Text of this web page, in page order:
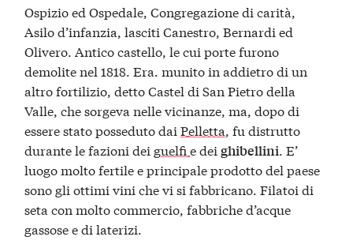
Ospizio ed Ospedale, Congregazione di carità,
Asilo d’infanzia, lasciti Canestro, Bernardi ed
Olivero. Antico castello, le cui porte furono
demolite nel 1818. Era. munito in addietro di un
altro fortilizio, detto Castel di San Pietro della
Valle, che sorgeva nelle vicinanze, ma, dopo di
essere stato posseduto daiPelletta, fu distrutto
durante le fazioni dei guelfi e deighibellini. E’
luogo molto fertile e principale prodotto del paese
sono gli ottimi vini che vi si fabbricano. Filatoi di
seta con molto commercio, fabbriche d’acque
gassose e di laterizi.